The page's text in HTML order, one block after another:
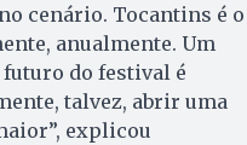
cenário. Tocantins é o
anualmente. Um
do festival é
talvez, abrir uma
explicou